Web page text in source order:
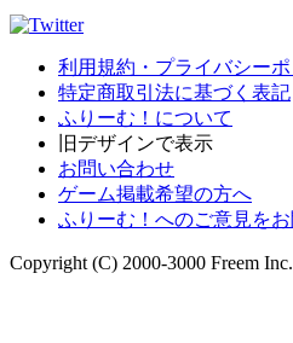
利用規約・プライバシー
特定商取引法に基づく表記
ふりーむ！について
旧デザインで表示
お問い合わせ
ゲーム掲載希望の方へ
ふりーむ！へのご意見を
Copyright (C) 2000-3000 Freem